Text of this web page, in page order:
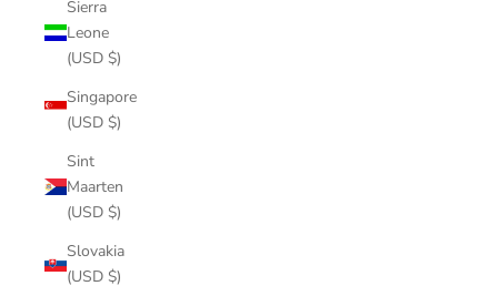
Sierra
Leone
(USD $)
Singapore
(USD $)
Sint
Maarten
(USD $)
Slovakia
(USD $)